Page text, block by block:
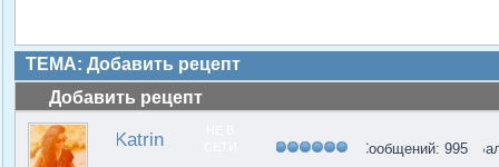
ТЕМА: Добавить рецепт
Добавить рецепт
Katrin Сообщений: 995